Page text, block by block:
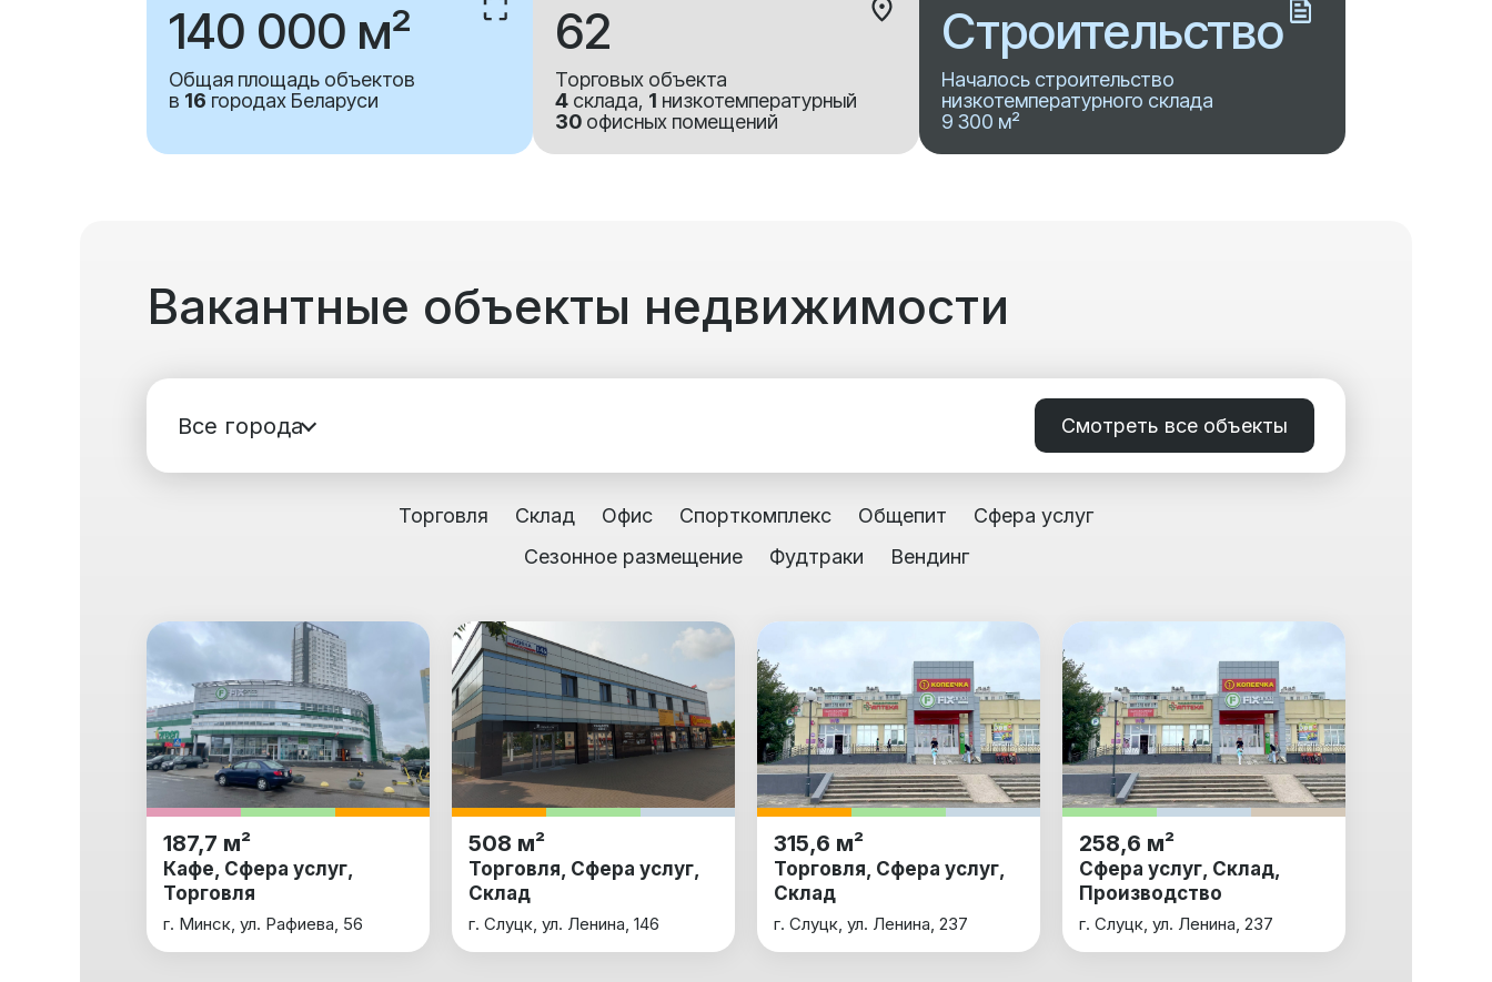
140 000 м²
Общая площадь объектов
в 16 городах Беларуси
62
Торговых объекта
4 склада, 1 низкотемпературный
30 офисных помещений
Строительство
Началось строительство
низкотемпературного склада
9 300 м²
Вакантные объекты недвижимости
Все города Смотреть все объекты
Торговля Склад Офис Спорткомплекс Общепит
Сфера услуг
Сезонное размещение
Фудтраки Вендинг
187,7 м²
Кафе, Сфера услуг,
Торговля
г. Минск, ул. Рафиева, 56
508 м²
Торговля, Сфера услуг,
Склад
г. Слуцк, ул. Ленина, 146
315,6 м²
Торговля, Сфера услуг,
Склад
г. Слуцк, ул. Ленина, 237
258,6 м²
Сфера услуг, Склад,
Производство
г. Слуцк, ул. Ленина, 237